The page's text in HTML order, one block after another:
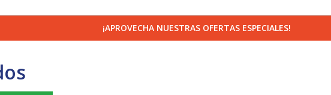
¡APROVECHA NUESTRAS OFERTAS ESPECIALES!